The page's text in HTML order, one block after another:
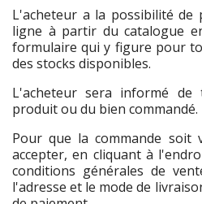
L'acheteur a la possibilité de
ligne à partir du catalogue
formulaire qui y figure pour
des stocks disponibles.
L'acheteur sera informé de
produit ou du bien commandé.
Pour que la commande soit
accepter, en cliquant à
conditions générales de
l'adresse et le mode de